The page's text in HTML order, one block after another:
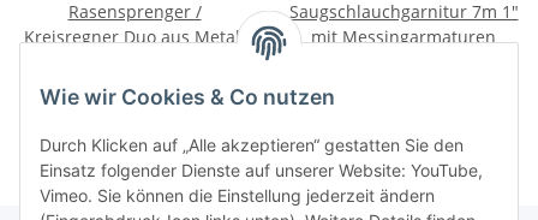
Wie wir Cookies & Co nutzen
Durch Klicken auf „Alle akzeptieren“ gestatten Sie den
Einsatz folgender Dienste auf unserer Website: YouTube,
Vimeo. Sie können die Einstellung jederzeit ändern
Rasensprenger /
Kreisregner Duo aus Metall
Saugschlauchgarnitur 7m 1"
mit Messingarmaturen